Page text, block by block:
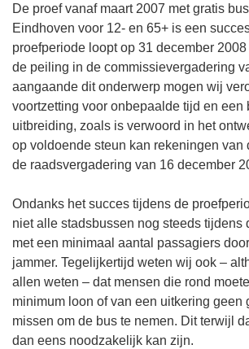
De proef vanaf maart 2007 met gratis
Eindhoven voor 12- en 65+ is een
proefperiode loopt op 31 december
de peiling in de commissievergadering
aangaande dit onderwerp mogen wij
voortzetting voor onbepaalde tijd en een
uitbreiding, zoals is verwoord in het
op voldoende steun kan rekeningen van
de raadsvergadering van 16 december
Ondanks het succes tijdens de
niet alle stadsbussen nog steeds tijdens
met een minimaal aantal passagiers
jammer. Tegelijkertijd weten wij ook –
allen weten – dat mensen die rond
minimum loon of van een uitkering geen
missen om de bus te nemen. Dit terwijl
dan eens noodzakelijk kan zijn.